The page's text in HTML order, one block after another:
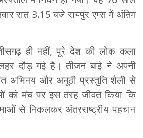
रात 3.15 बजे रायपुर एम्स में अंतिम
ही नहीं, पूरे देश की लोक कला
दौड़ गई है। तीजन बाई ने अपनी
अभिनय और अनूठी प्रस्तुति शैली से
को मंच पर इस तरह जीवंत किया कि
से निकलकर अंतरराष्ट्रीय पहचान